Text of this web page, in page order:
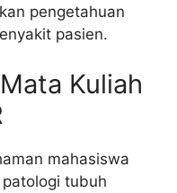
pengetahuan
pasien.
Kuliah
mahasiswa
tubuh